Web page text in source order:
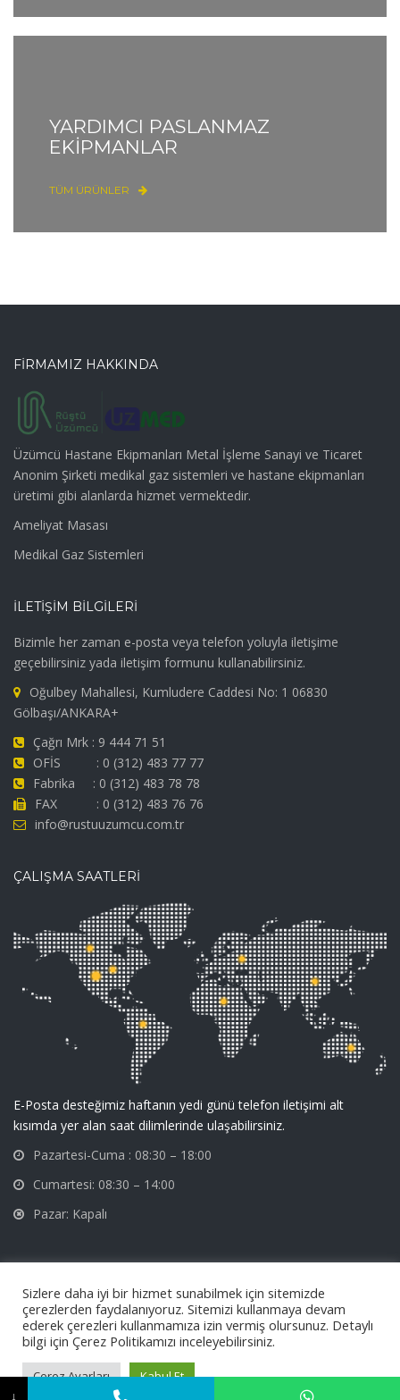
YARDIMCI PASLANMAZ
EKİPMANLAR
TÜM ÜRÜNLER
FİRMAMIZ HAKKINDA
Üzümcü Hastane Ekipmanları Metal İşleme Sanayi ve Ticaret
Anonim Şirketi medikal gaz sistemleri ve hastane ekipmanları
üretimi gibi alanlarda hizmet vermektedir.
Ameliyat Masası
Medikal Gaz Sistemleri
İLETİŞİM BİLGİLERİ
Bizimle her zaman e-posta veya telefon yoluyla iletişime
geçebilirsiniz yada iletişim formunu kullanabilirsiniz.
Oğulbey Mahallesi, Kumludere Caddesi No: 1 06830
Gölbaşı/ANKARA+
Çağrı Mrk : 9 444 71 51
OFİS : 0 (312) 483 77 77
Fabrika : 0 (312) 483 78 78
FAX : 0 (312) 483 76 76
info@rustuuzumcu.com.tr
ÇALIŞMA SAATLERİ
E-Posta desteğimiz haftanın yedi günü telefon iletişimi alt
kısımda yer alan saat dilimlerinde ulaşabilirsiniz.
Pazartesi-Cuma : 08:30 – 18:00
Cumartesi: 08:30 – 14:00
Pazar: Kapalı
ÜzümcüHastane Ekipmanları Metal İşleme Sanayi ve Tic. A.Ş © 2024 Tüm
Hakları Saklıdır.ameliyat masası,jinekoloji masası
Gizlilik ve Çerez Politikası
Sizlere daha iyi bir hizmet sunabilmek için sitemizde
çerezlerden faydalanıyoruz. Sitemizi kullanmaya devam
ederek çerezleri kullanmamıza izin vermiş olursunuz. Detaylı
bilgi için Çerez Politikamızı inceleyebilirsiniz.
Çerez Ayarları Kabul Et
↓